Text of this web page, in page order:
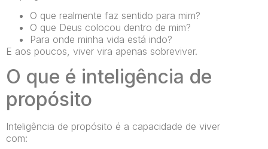
O que realmente faz sentido para mim?
O que Deus colocou dentro de mim?
Para onde minha vida está indo?
E aos poucos, viver vira apenas sobreviver.
O que é inteligência de
propósito
Inteligência de propósito é a capacidade de viver
com: